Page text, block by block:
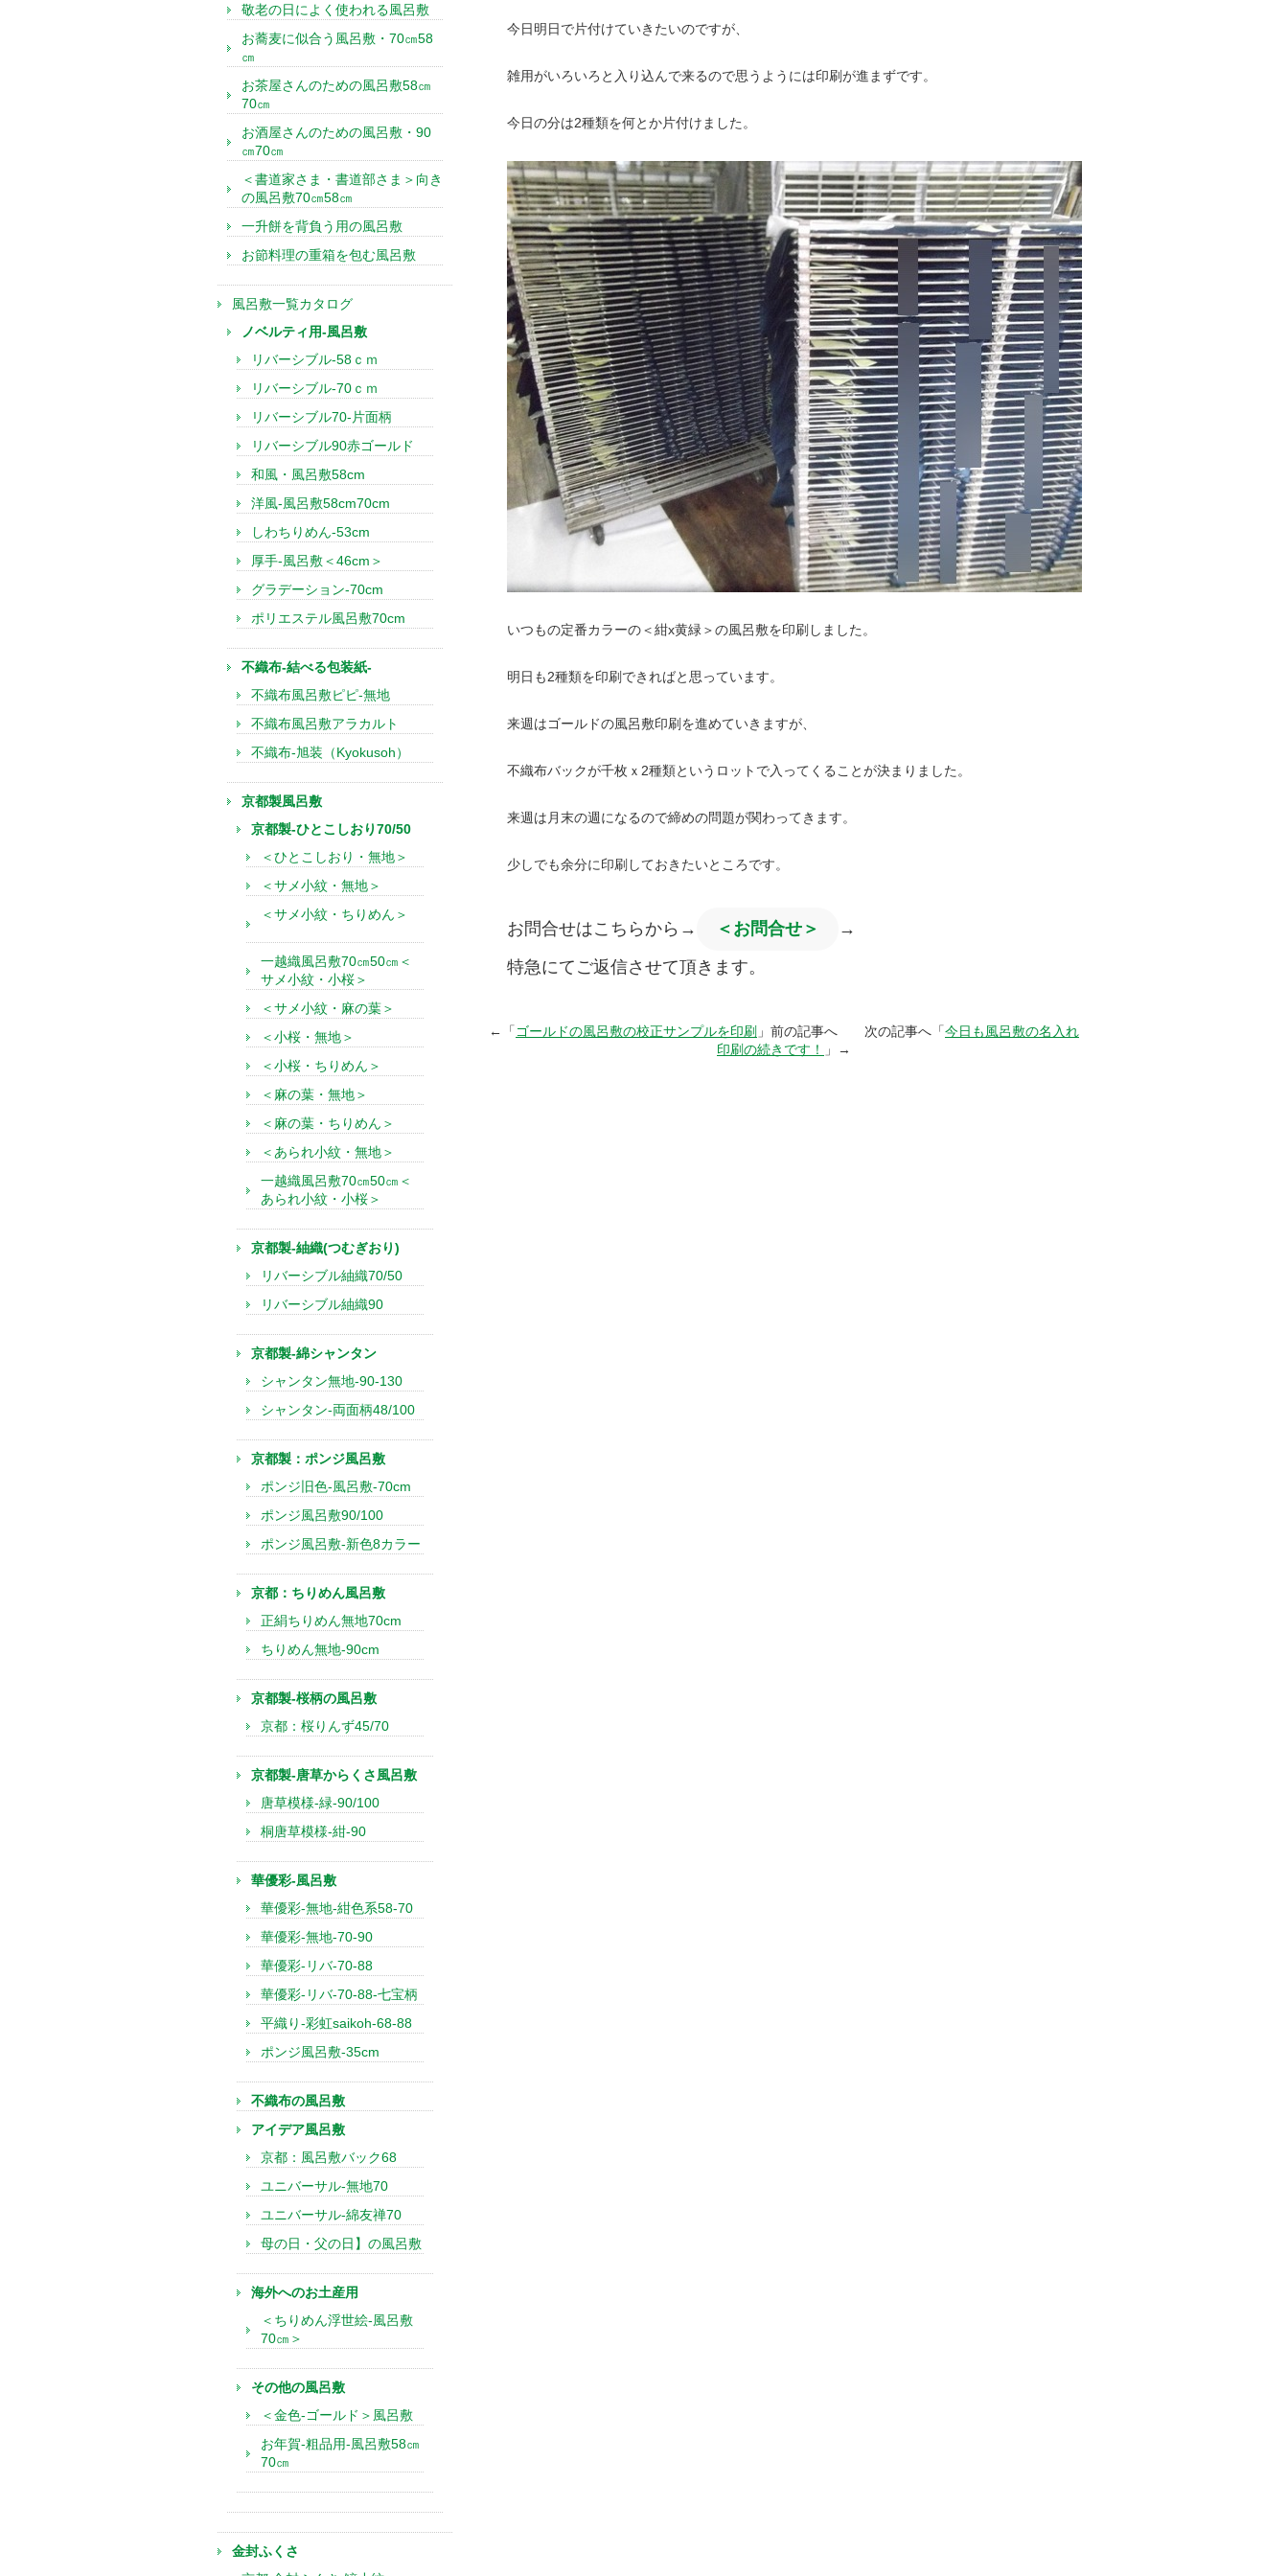
今日明日で片付けていきたいのですが、
雑用がいろいろと入り込んで来るので思うようには印刷が進まずです。
今日の分は2種類を何とか片付けました。
いつもの定番カラーの＜紺x黄緑＞の風呂敷を印刷しました。
明日も2種類を印刷できればと思っています。
来週はゴールドの風呂敷印刷を進めていきますが、
不織布バックが千枚ｘ2種類というロットで入ってくることが決まりました。
来週は月末の週になるので締めの問題が関わってきます。
少しでも余分に印刷しておきたいところです。
お問合せはこちらから→ ＜お問合せ＞
→
特急にてご返信させて頂きます。
←「 ゴールドの風呂敷の校正サンプルを印刷 」前の記事へ 次の記事へ「今日も風呂敷の名入れ
印刷の続きです！
」→
敬老の日によく使われる風呂敷
お蕎麦に似合う風呂敷・70㎝58
㎝
お茶屋さんのための風呂敷58㎝
70㎝
お酒屋さんのための風呂敷・90
㎝70㎝
＜書道家さま・書道部さま＞向き
の風呂敷70㎝58㎝
一升餅を背負う用の風呂敷
お節料理の重箱を包む風呂敷
風呂敷一覧カタログ
ノベルティ用-風呂敷
リバーシブル-58ｃｍ
リバーシブル-70ｃｍ
リバーシブル70-片面柄
リバーシブル90赤ゴールド
和風・風呂敷58cm
洋風-風呂敷58cm70cm
しわちりめん-53cm
厚手-風呂敷＜46cm＞
グラデーション-70cm
ポリエステル風呂敷70cm
不織布-結べる包装紙-
不織布風呂敷ピピ-無地
不織布風呂敷アラカルト
不織布-旭装（Kyokusoh）
京都製風呂敷
京都製-ひとこしおり70/50
＜ひとこしおり・無地＞
＜サメ小紋・無地＞
＜サメ小紋・ちりめん＞
一越織風呂敷70㎝50㎝＜
サメ小紋・小桜＞
＜サメ小紋・麻の葉＞
＜小桜・無地＞
＜小桜・ちりめん＞
＜麻の葉・無地＞
＜麻の葉・ちりめん＞
＜あられ小紋・無地＞
一越織風呂敷70㎝50㎝＜
あられ小紋・小桜＞
京都製-紬織(つむぎおり)
リバーシブル紬織70/50
リバーシブル紬織90
京都製-綿シャンタン
シャンタン無地-90-130
シャンタン-両面柄48/100
京都製：ポンジ風呂敷
ポンジ旧色-風呂敷-70cm
ポンジ風呂敷90/100
ポンジ風呂敷-新色8カラー
京都：ちりめん風呂敷
正絹ちりめん無地70cm
ちりめん無地-90cm
京都製-桜柄の風呂敷
京都：桜りんず45/70
京都製-唐草からくさ風呂敷
唐草模様-緑-90/100
桐唐草模様-紺-90
華優彩-風呂敷
華優彩-無地-紺色系58-70
華優彩-無地-70-90
華優彩-リバ-70-88
華優彩-リバ-70-88-七宝柄
平織り-彩虹saikoh-68-88
ポンジ風呂敷-35cm
不織布の風呂敷
アイデア風呂敷
京都：風呂敷バック68
ユニバーサル-無地70
ユニバーサル-綿友禅70
母の日・父の日】の風呂敷
海外へのお土産用
＜ちりめん浮世絵-風呂敷
70㎝＞
その他の風呂敷
＜金色-ゴールド＞風呂敷
お年賀-粗品用-風呂敷58㎝
70㎝
金封ふくさ